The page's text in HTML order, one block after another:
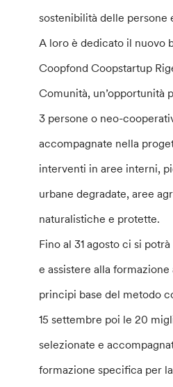
sostenibilità delle persone
A loro è dedicato il nuovo
Coopfond Coopstartup
Comunità, un’opportunità
3 persone o neo-
accompagnate nella
interventi in aree interni,
urbane degradate, aree
naturalistiche e protette.
Fino al 31 agosto ci si
e assistere alla formazione
principi base del metodo
15 settembre poi le 20
selezionate e
formazione specifica per